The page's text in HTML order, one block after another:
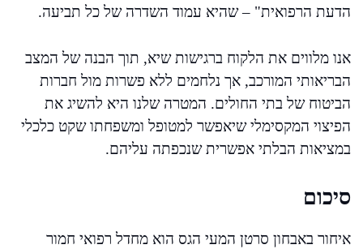
הדעת הרפואית" – שהיא עמוד השדרה של כל תביעה.
אנו מלווים את הלקוח ברגישות שיא, תוך הבנה של המצב
הבריאותי המורכב, אך נלחמים ללא פשרות מול חברות
הביטוח של בתי החולים. המטרה שלנו היא להשיג את
הפיצוי המקסימלי שיאפשר למטופל ומשפחתו שקט כלכלי
במציאות הבלתי אפשרית שנכפתה עליהם.
סיכום
איחור באבחון סרטן המעי הגס הוא מחדל רפואי חמור